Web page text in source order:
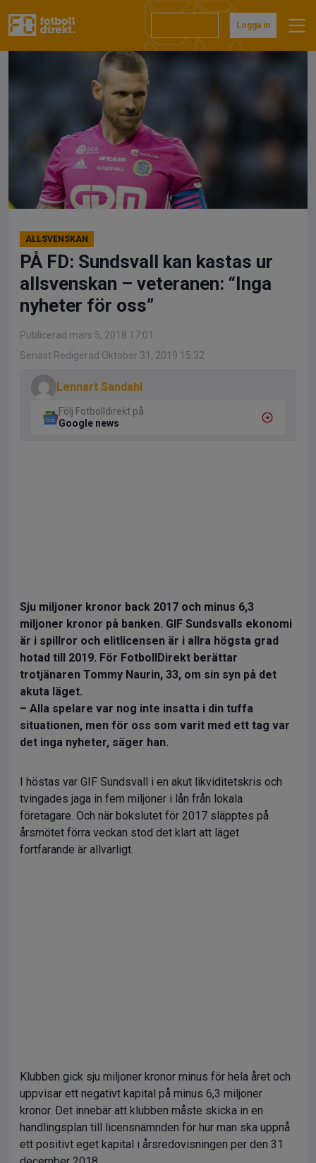
till
Logga in
ALLSVENSKAN
PÅ FD: Sundsvall kan kastas ur
allsvenskan – veteranen: “Inga
nyheter för oss”
Publicerad mars 5, 2018 17:01
Senast Redigerad Oktober 31, 2019 15:32
Lennart Sandahl
Följ Fotbolldirekt på
Google news
Sju miljoner kronor back 2017 och minus 6,3
miljoner kronor på banken. GIF Sundsvalls ekonomi
är i spillror och elitlicensen är i allra högsta grad
hotad till 2019. För FotbollDirekt berättar
trotjänaren Tommy Naurin, 33, om sin syn på det
akuta läget.
– Alla spelare var nog inte insatta i din tuffa
situationen, men för oss som varit med ett tag var
det inga nyheter, säger han.
I höstas var GIF Sundsvall i en akut likviditetskris och
tvingades jaga in fem miljoner i lån från lokala
företagare. Och när bokslutet för 2017 släpptes på
årsmötet förra veckan stod det klart att läget
fortfarande är allvarligt.
Klubben gick sju miljoner kronor minus för hela året och
uppvisar ett negativt kapital på minus 6,3 miljoner
kronor. Det innebär att klubben måste skicka in en
handlingsplan till licensnämnden för hur man ska uppnå
ett positivt eget kapital i årsredovisningen per den 31